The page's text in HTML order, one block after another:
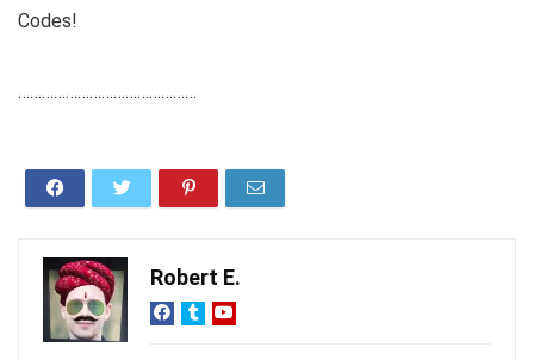
Codes!
………………………………………
Robert E.